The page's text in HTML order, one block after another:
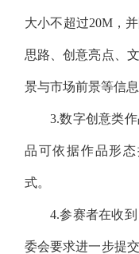
大小不超过20M，
思路、创意亮点、
景与市场前景等信息
3.数字创意类
品可依据作品形态
式。
4.参赛者在收
委会要求进一步提